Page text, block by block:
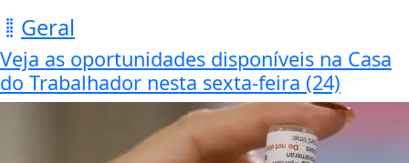
Geral
Veja as oportunidades disponíveis na Casa
do Trabalhador nesta sexta-feira (24)